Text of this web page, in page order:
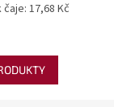
17,68 Kč